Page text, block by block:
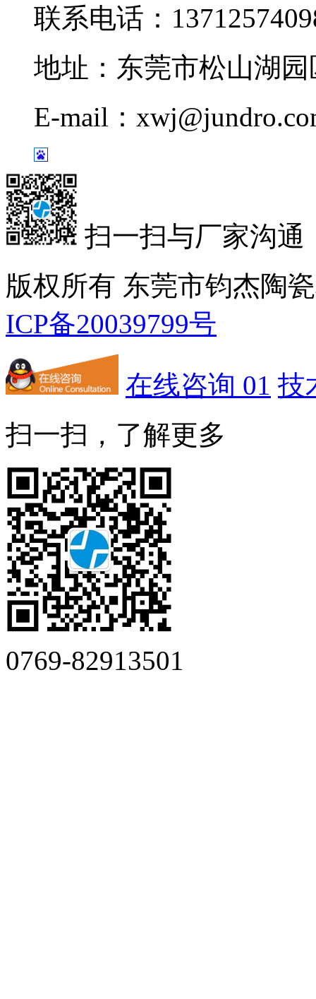
联系电话：
地址：东莞市松山湖
E-mail：
扫一扫与厂家沟通
版权所有 东莞市钧杰
ICP备20039799号
在线咨询 01 技
扫一扫，了解更多
0769-82913501